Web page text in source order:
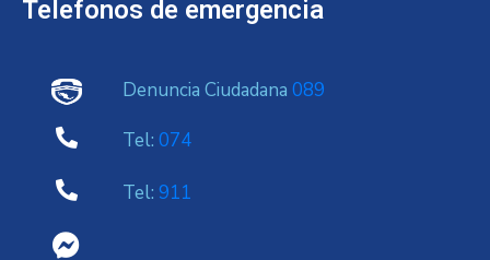
Telefonos de emergencia
Denuncia Ciudadana 089
Tel: 074
Tel: 911